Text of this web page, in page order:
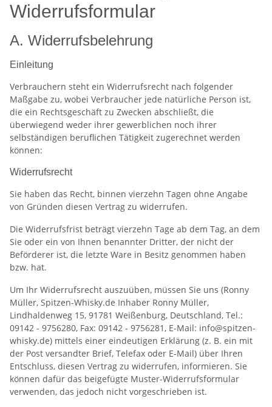
Widerrufsformular
A. Widerrufsbelehrung
Einleitung
Verbrauchern steht ein Widerrufsrecht nach folgender
Maßgabe zu, wobei Verbraucher jede natürliche Person ist,
die ein Rechtsgeschäft zu Zwecken abschließt, die
überwiegend weder ihrer gewerblichen noch ihrer
selbständigen beruflichen Tätigkeit zugerechnet werden
können:
Widerrufsrecht
Sie haben das Recht, binnen vierzehn Tagen ohne Angabe
von Gründen diesen Vertrag zu widerrufen.
Die Widerrufsfrist beträgt vierzehn Tage ab dem Tag, an dem
Sie oder ein von Ihnen benannter Dritter, der nicht der
Beförderer ist, die letzte Ware in Besitz genommen haben
bzw. hat.
Um Ihr Widerrufsrecht auszuüben, müssen Sie uns (Ronny
Müller, Spitzen-Whisky.de Inhaber Ronny Müller,
Lindhaldenweg 15, 91781 Weißenburg, Deutschland, Tel.:
09142 - 9756280, Fax: 09142 - 9756281, E-Mail: info@spitzen-
whisky.de) mittels einer eindeutigen Erklärung (z. B. ein mit
der Post versandter Brief, Telefax oder E-Mail) über Ihren
Entschluss, diesen Vertrag zu widerrufen, informieren. Sie
können dafür das beigefügte Muster-Widerrufsformular
verwenden, das jedoch nicht vorgeschrieben ist.